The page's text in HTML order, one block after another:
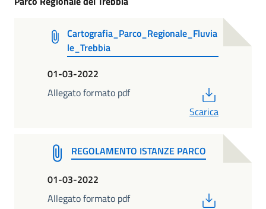
Cartografia_Parco_Regionale_Fluvia
le_Trebbia
01-03-2022
Allegato formato pdf
Scarica
REGOLAMENTO ISTANZE PARCO
01-03-2022
Allegato formato pdf